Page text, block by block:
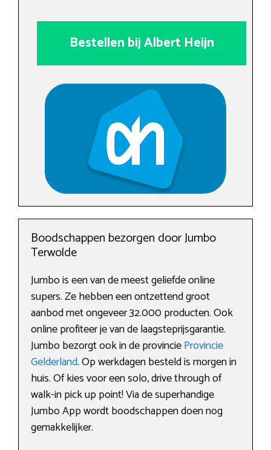
Bestellen bij Albert Heijn
Boodschappen bezorgen door Jumbo
Terwolde
Jumbo is een van de meest geliefde online
supers. Ze hebben een ontzettend groot
aanbod met ongeveer 32.000 producten. Ook
online profiteer je van de laagsteprijsgarantie.
Jumbo bezorgt ook in de provincieProvincie
Gelderland. Op werkdagen besteld is morgen in
huis. Of kies voor een solo, drive through of
walk-in pick up point! Via de superhandige
Jumbo App wordt boodschappen doen nog
gemakkelijker.